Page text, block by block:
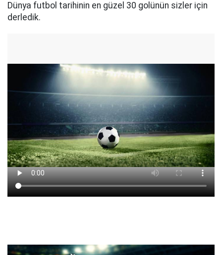
Dünya futbol tarihinin en güzel 30 golünün sizler için
derledik.